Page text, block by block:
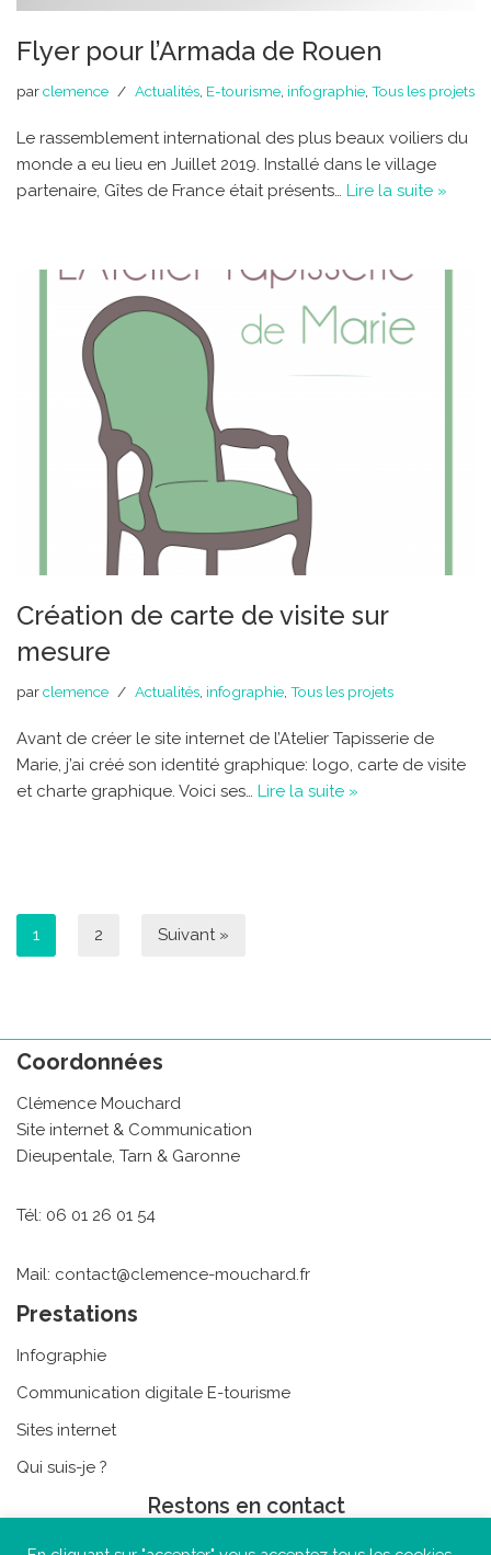
Flyer pour l’Armada de Rouen
parclemence Actualités E-tourisme infographie Tous les projets
Le rassemblement international des plus beaux voiliers du
monde a eu lieu en Juillet 2019. Installé dans le village
partenaire, Gîtes de France était présents… Lire la suite »
Création de carte de visite sur
mesure
parclemence Actualités infographie Tous les projets
Avant de créer le site internet de l’Atelier Tapisserie de
Marie, j’ai créé son identité graphique: logo, carte de visite
et charte graphique. Voici ses… Lire la suite »
1 2 Suivant »
Coordonnées
Clémence Mouchard
Site internet & Communication
Dieupentale, Tarn & Garonne
Tél: 06 01 26 01 54
Mail: contact@clemence-mouchard.fr
Prestations
Infographie
Communication digitale E-tourisme
Sites internet
Qui suis-je ?
Restons en contact